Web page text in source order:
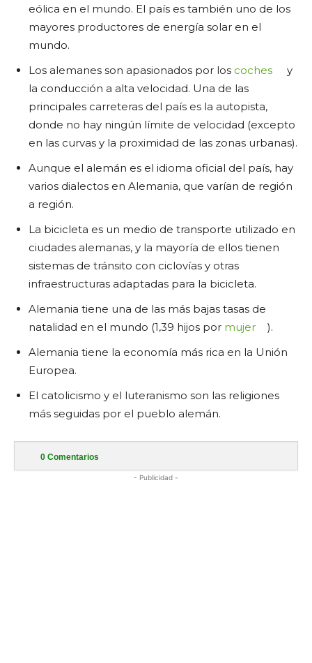
eólica en el mundo. El país es también uno de los
mayores productores de energía solar en el
mundo.
Los alemanes son apasionados por los coches
y
la conducción a alta velocidad. Una de las
principales carreteras del país es la autopista,
donde no hay ningún límite de velocidad (excepto
en las curvas y la proximidad de las zonas urbanas).
Aunque el alemán es el idioma oficial del país, hay
varios dialectos en Alemania, que varían de región
a región.
La bicicleta es un medio de transporte utilizado en
ciudades alemanas, y la mayoría de ellos tienen
sistemas de tránsito con ciclovías y otras
infraestructuras adaptadas para la bicicleta.
Alemania tiene una de las más bajas tasas de
natalidad en el mundo (1,39 hijos por mujer
).
Alemania tiene la economía más rica en la Unión
Europea.
El catolicismo y el luteranismo son las religiones
más seguidas por el pueblo alemán.
0 Comentarios
- Publicidad -